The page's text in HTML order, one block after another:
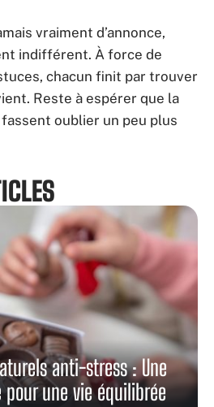
vraiment d’annonce,
indifférent. À force de
chacun finit par trouver
Reste à espérer que la
oublier un peu plus
anti-stress : Une
une vie équilibrée